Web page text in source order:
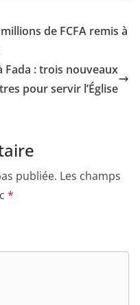
de FCFA remis à
: trois nouveaux
pour servir l’Église
publiée. Les champs
*